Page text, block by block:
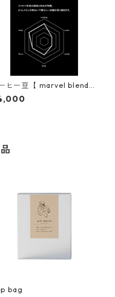
ヒー豆【 marvel blend
bag